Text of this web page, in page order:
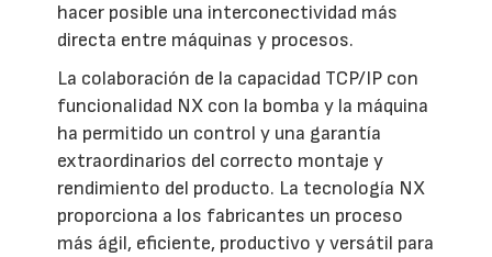
hacer posible una interconectividad más
directa entre máquinas y procesos.
La colaboración de la capacidad TCP/IP con
funcionalidad NX con la bomba y la máquina
ha permitido un control y una garantía
extraordinarios del correcto montaje y
rendimiento del producto. La tecnología NX
proporciona a los fabricantes un proceso
más ágil, eficiente, productivo y versátil para